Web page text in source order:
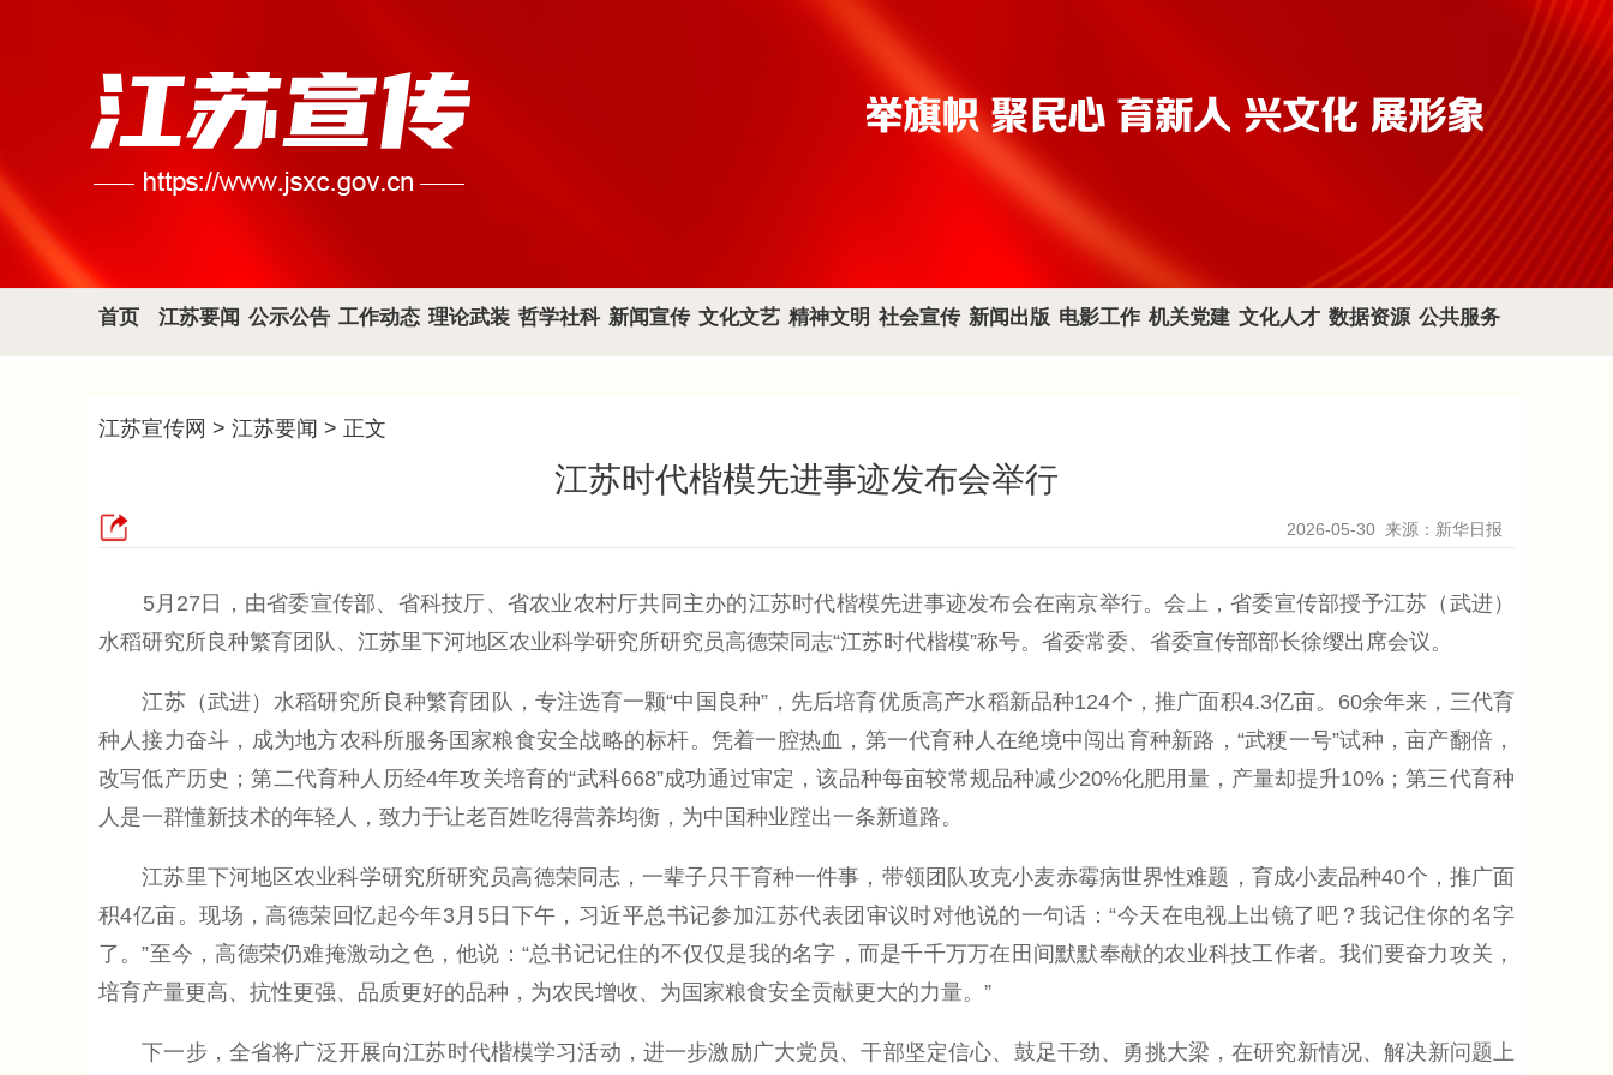
首页 江苏要闻 公示公告 工作动态 理论武装 哲学社科 新闻宣传 文化文艺 精神文明 社会宣传 新闻出版 电影工作 机关党建 文化人才 数据资源 公共服务
江苏宣传网 > 江苏要闻 > 正文
江苏时代楷模先进事迹发布会举行
2026-05-30 来源：新华日报
5月27日，由省委宣传部、省科技厅、省农业农村厅共同主办的江苏时代楷模先进事迹发布会在南京举行。会上，省委宣传部授予江苏（武进）
水稻研究所良种繁育团队、江苏里下河地区农业科学研究所研究员高德荣同志“江苏时代楷模”称号。省委常委、省委宣传部部长徐缨出席会议。
江苏（武进）水稻研究所良种繁育团队，专注选育一颗“中国良种”，先后培育优质高产水稻新品种124个，推广面积4.3亿亩。60余年来，三代育
种人接力奋斗，成为地方农科所服务国家粮食安全战略的标杆。凭着一腔热血，第一代育种人在绝境中闯出育种新路，“武粳一号”试种，亩产翻倍，
改写低产历史；第二代育种人历经4年攻关培育的“武科668”成功通过审定，该品种每亩较常规品种减少20%化肥用量，产量却提升10%；第三代育种
人是一群懂新技术的年轻人，致力于让老百姓吃得营养均衡，为中国种业蹚出一条新道路。
江苏里下河地区农业科学研究所研究员高德荣同志，一辈子只干育种一件事，带领团队攻克小麦赤霉病世界性难题，育成小麦品种40个，推广面
积4亿亩。现场，高德荣回忆起今年3月5日下午，习近平总书记参加江苏代表团审议时对他说的一句话：“今天在电视上出镜了吧？我记住你的名字
了。”至今，高德荣仍难掩激动之色，他说：“总书记记住的不仅仅是我的名字，而是千千万万在田间默默奉献的农业科技工作者。我们要奋力攻关，
培育产量更高、抗性更强、品质更好的品种，为农民增收、为国家粮食安全贡献更大的力量。”
下一步，全省将广泛开展向江苏时代楷模学习活动，进一步激励广大党员、干部坚定信心、鼓足干劲、勇挑大梁，在研究新情况、解决新问题上